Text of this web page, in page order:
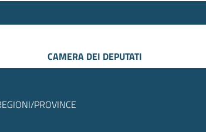
CAMERA DEI DEPUTATI
PROVINCE